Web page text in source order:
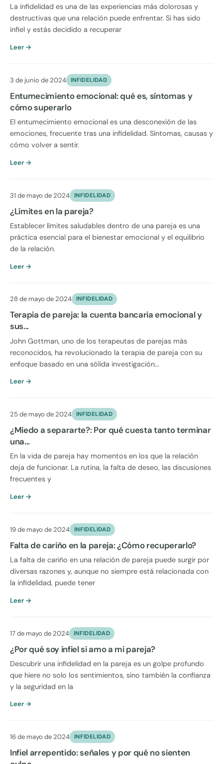
La infidelidad es una de las experiencias más dolorosas y
destructivas que una relación puede enfrentar. Si has sido
infiel y estás decidido a recuperar
Leer →
3 de junio de 2024 INFIDELIDAD
Entumecimiento emocional: qué es, síntomas y
cómo superarlo
El entumecimiento emocional es una desconexión de las
emociones, frecuente tras una infidelidad. Síntomas, causas y
cómo volver a sentir.
Leer →
31 de mayo de 2024 INFIDELIDAD
¿Límites en la pareja?
Establecer límites saludables dentro de una pareja es una
práctica esencial para el bienestar emocional y el equilibrio
de la relación.
Leer →
28 de mayo de 2024 INFIDELIDAD
Terapia de pareja: la cuenta bancaria emocional y
sus...
John Gottman, uno de los terapeutas de parejas más
reconocidos, ha revolucionado la terapia de pareja con su
enfoque basado en una sólida investigación...
Leer →
25 de mayo de 2024 INFIDELIDAD
¿Miedo a separarte?: Por qué cuesta tanto terminar
una...
En la vida de pareja hay momentos en los que la relación
deja de funcionar. La rutina, la falta de deseo, las discusiones
frecuentes y
Leer →
19 de mayo de 2024 INFIDELIDAD
Falta de cariño en la pareja: ¿Cómo recuperarlo?
La falta de cariño en una relación de pareja puede surgir por
diversas razones y, aunque no siempre está relacionada con
la infidelidad, puede tener
Leer →
17 de mayo de 2024 INFIDELIDAD
¿Por qué soy infiel si amo a mi pareja?
Descubrir una infidelidad en la pareja es un golpe profundo
que hiere no solo los sentimientos, sino también la confianza
y la seguridad en la
Leer →
16 de mayo de 2024 INFIDELIDAD
Infiel arrepentido: señales y por qué no sienten